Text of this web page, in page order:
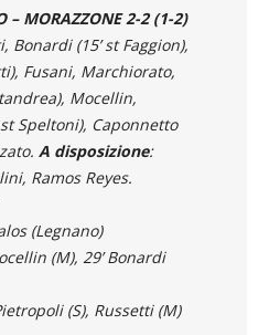
– MORAZZONE 2-2 (1-2)
Bonardi (15’ st Faggion),
Fusani, Marchiorato,
Mocellin,
Speltoni), Caponnetto
A disposizione
Ramos Reyes.
(Legnano)